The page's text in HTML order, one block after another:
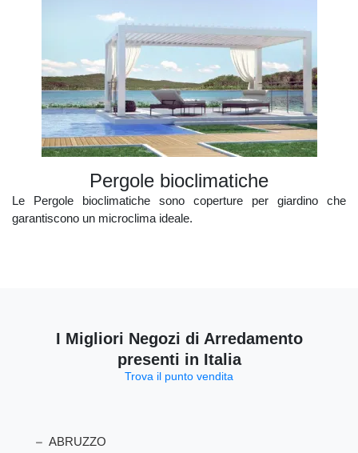
pergole bioclimatiche
Le Pergole bioclimatiche sono coperture per giardino che
garantiscono un microclima ideale.
I Migliori Negozi di Arredamento
presenti in Italia
Trova il punto vendita
ABRUZZO